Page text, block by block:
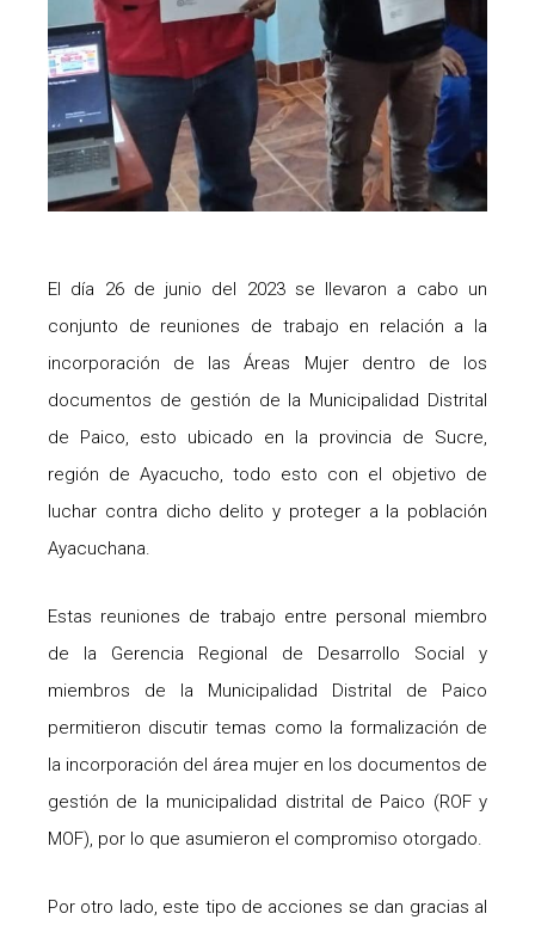
El día 26 de junio del 2023 se llevaron a cabo un
conjunto de reuniones de trabajo en relación a la
incorporación de las Áreas Mujer dentro de los
documentos de gestión de la Municipalidad Distrital
de Paico, esto ubicado en la provincia de Sucre,
región de Ayacucho, todo esto con el objetivo de
luchar contra dicho delito y proteger a la población
Ayacuchana.
Estas reuniones de trabajo entre personal miembro
de la Gerencia Regional de Desarrollo Social y
miembros de la Municipalidad Distrital de Paico
permitieron discutir temas como la formalización de
la incorporación del área mujer en los documentos de
gestión de la municipalidad distrital de Paico (ROF y
MOF), por lo que asumieron el compromiso otorgado.
Por otro lado, este tipo de acciones se dan gracias al